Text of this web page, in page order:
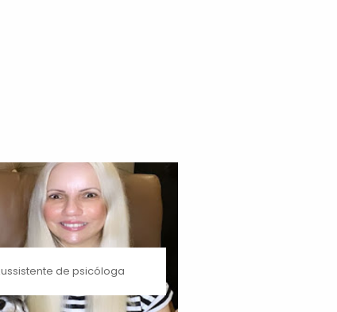
de psicóloga